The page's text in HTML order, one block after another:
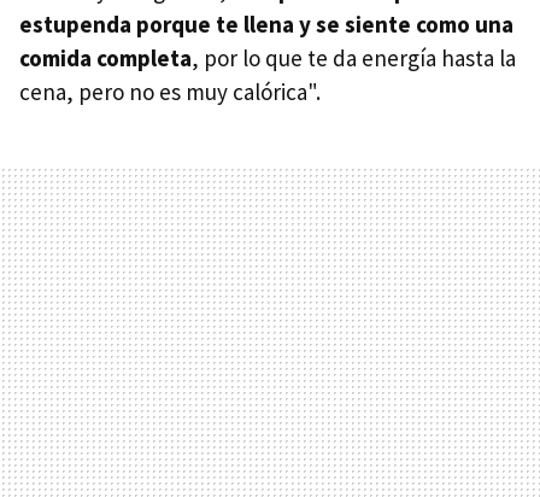
estupenda porque te llena y se siente como una
comida completa, por lo que te da energía hasta la
cena, pero no es muy calórica".